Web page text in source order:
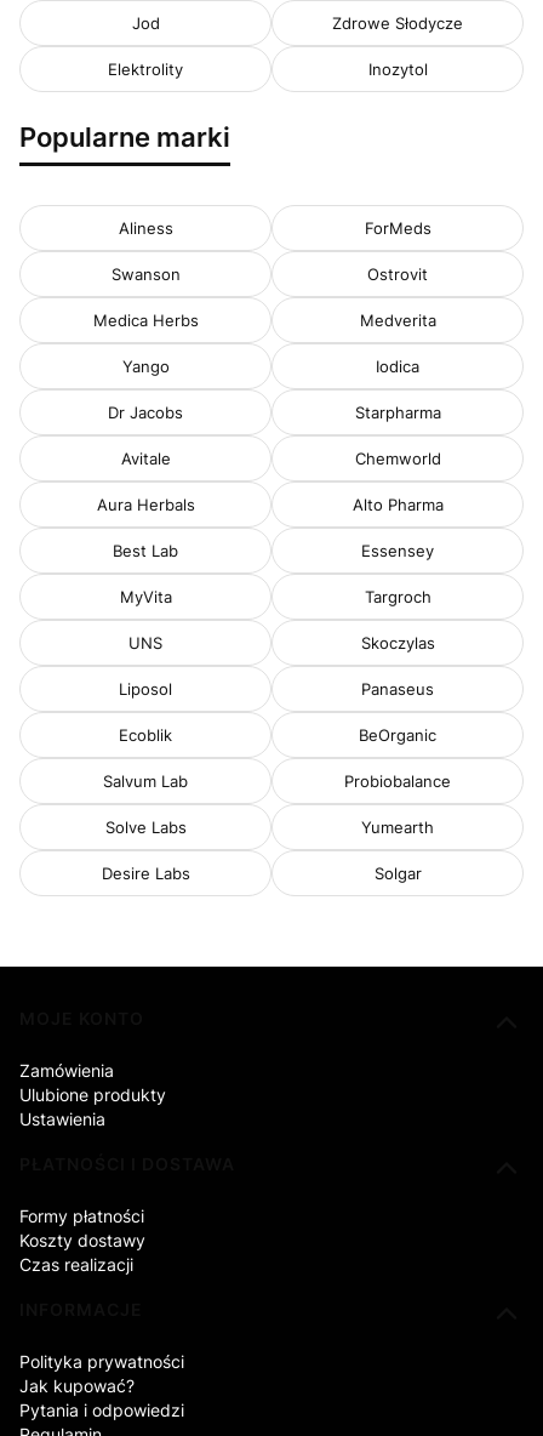
Jod Zdrowe Słodycze
Elektrolity Inozytol
Popularne marki
Aliness ForMeds
Swanson Ostrovit
Medica Herbs Medverita
Yango Iodica
Dr Jacobs Starpharma
Avitale Chemworld
Aura Herbals Alto Pharma
Best Lab Essensey
MyVita Targroch
UNS Skoczylas
Liposol Panaseus
Ecoblik BeOrganic
Salvum Lab Probiobalance
Solve Labs Yumearth
Desire Labs Solgar
Zamówienia
Ulubione produkty
Ustawienia
Formy płatności
Koszty dostawy
Czas realizacji
Polityka prywatności
Jak kupować?
Pytania i odpowiedzi